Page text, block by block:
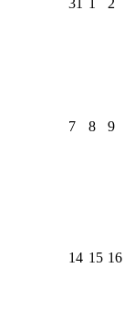
7 8 9
14 15 16